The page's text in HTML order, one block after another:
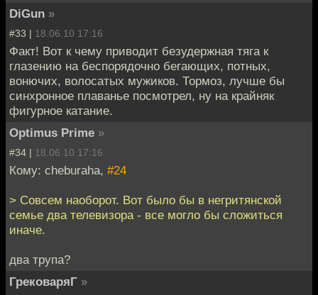
DiGun »
#33 | 18.06.10 17:16
Факт! Вот к чему приводит безудержная тяга к
глазению на беспорядочно бегающих, потных,
вонючих, волосатых мужиков. Тормоз, лучше бы
синхронное плаванье посмотрел, ну на крайняк
фигурное катание.
Optimus Prime »
#34 | 18.06.10 17:16
Кому: cheburaha, #24
> Совсем наоборот. Вот было бы в негритянской
семье два телевизора - все могло бы сложиться
иначе.
два трупа?
ГрековаряГ »